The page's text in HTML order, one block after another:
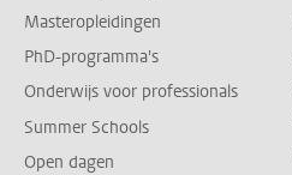
Masteropleidingen
PhD-programma's
Onderwijs voor professionals
Summer Schools
Open dagen